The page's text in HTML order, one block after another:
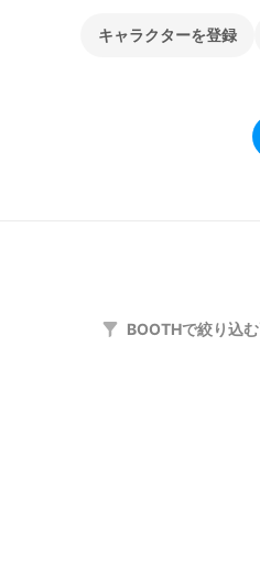
キャラクターを登録
BOOTHで絞り込む